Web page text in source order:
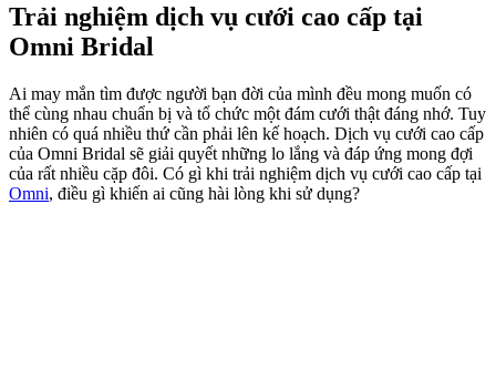
Trải nghiệm dịch vụ cưới cao cấp tại
Omni Bridal
Ai may mắn tìm được người bạn đời của mình đều mong muốn có
thể cùng nhau chuẩn bị và tổ chức một đám cưới thật đáng nhớ. Tuy
nhiên có quá nhiều thứ cần phải lên kế hoạch. Dịch vụ cưới cao cấp
của Omni Bridal sẽ giải quyết những lo lắng và đáp ứng mong đợi
của rất nhiều cặp đôi. Có gì khi trải nghiệm dịch vụ cưới cao cấp tại
Omni, điều gì khiến ai cũng hài lòng khi sử dụng?